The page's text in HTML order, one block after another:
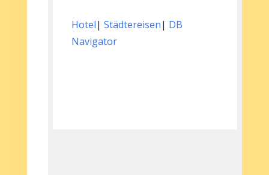
Hotel| Städtereisen| DB
Navigator